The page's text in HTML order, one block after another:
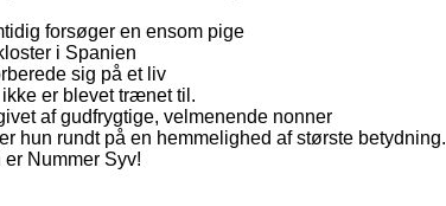
forsøger en ensom pige
i Spanien
sig på et liv
ikke er blevet trænet til.
af gudfrygtige, velmenende nonner
hun rundt på en hemmelighed af største betydning.
er Nummer Syv!